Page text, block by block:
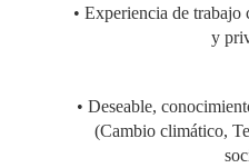
• Experiencia de
y
• Deseable,
(Cambio climático,